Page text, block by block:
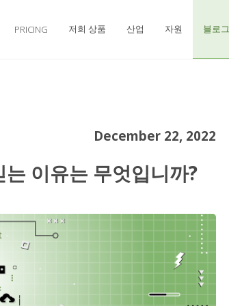
PRICING 저희 상품 산업 자원 블로그
December 22, 2022
이유는 무엇입니까?